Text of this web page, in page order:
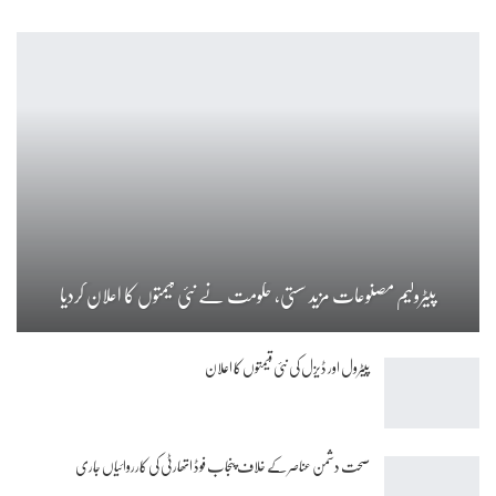
پیٹرولیم مصنوعات مزید سستی، حکومت نے نئی قیمتوں کا اعلان کردیا
پیٹرول اور ڈیزل کی نئی قیمتوں کا اعلان
صحت دشمن عناصر کے خلاف پنجاب فوڈ اتھارٹی کی کارروائیاں جاری